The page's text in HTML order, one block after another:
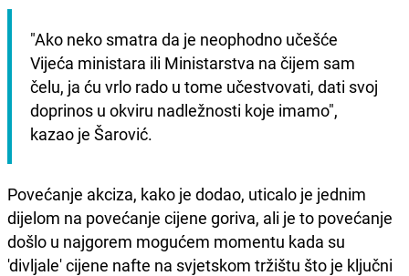
"Ako neko smatra da je neophodno učešće
Vijeća ministara ili Ministarstva na čijem sam
čelu, ja ću vrlo rado u tome učestvovati, dati svoj
doprinos u okviru nadležnosti koje imamo",
kazao je Šarović.
Povećanje akciza, kako je dodao, uticalo je jednim
dijelom na povećanje cijene goriva, ali je to povećanje
došlo u najgorem mogućem momentu kada su
'divljale' cijene nafte na svjetskom tržištu što je ključni